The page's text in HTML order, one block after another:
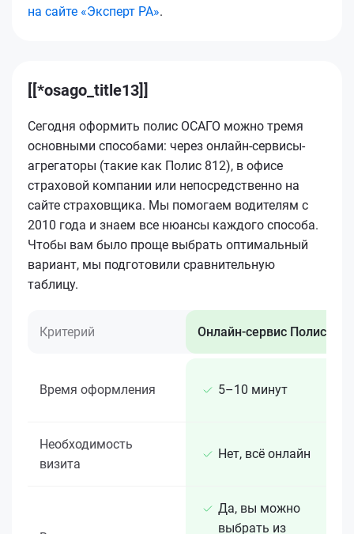
на сайте «Эксперт РА».
[[*osago_title13]]
Сегодня оформить полис ОСАГО можно тремя
основными способами: через онлайн-сервисы-
агрегаторы (такие как Полис 812), в офисе
страховой компании или непосредственно на
сайте страховщика. Мы помогаем водителям с
2010 года и знаем все нюансы каждого способа.
Чтобы вам было проще выбрать оптимальный
вариант, мы подготовили сравнительную
таблицу.
Критерий Онлайн-сервис Полис 812
Время оформления 5–10 минут
Необходимость
визита
Нет, всё онлайн
Да, вы можно
выбрать из